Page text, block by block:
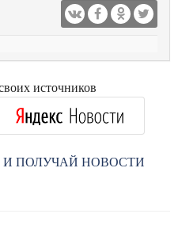
источников
ПОЛУЧАЙ НОВОСТИ